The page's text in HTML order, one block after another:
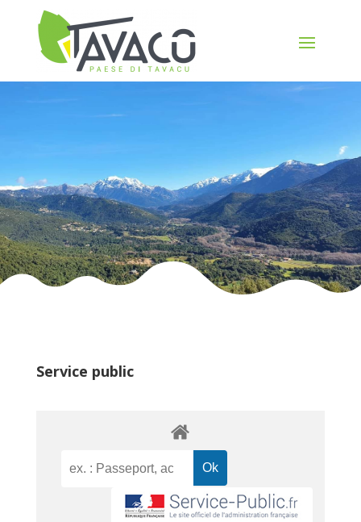
Service public